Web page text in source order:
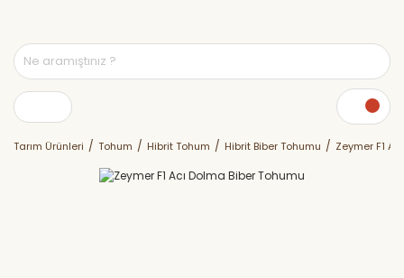
Tarım Ürünleri Tohum Hibrit Tohum Hibrit Biber Tohumu Zeymer F1